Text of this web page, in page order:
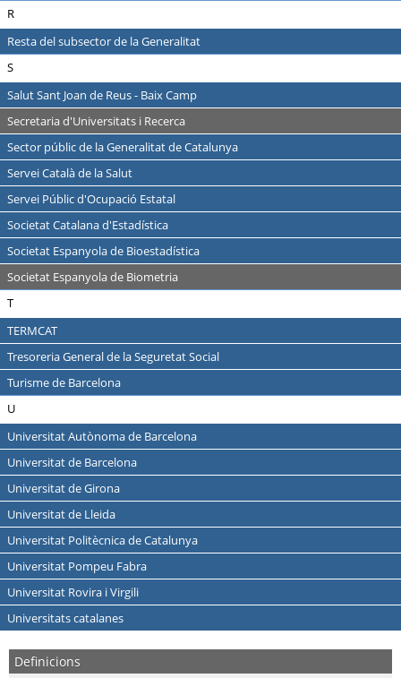
R
Resta del subsector de la Generalitat
S
Salut Sant Joan de Reus - Baix Camp
Secretaria d'Universitats i Recerca
Sector públic de la Generalitat de Catalunya
Servei Català de la Salut
Servei Públic d'Ocupació Estatal
Societat Catalana d'Estadística
Societat Espanyola de Bioestadística
Societat Espanyola de Biometria
T
TERMCAT
Tresoreria General de la Seguretat Social
Turisme de Barcelona
U
Universitat Autònoma de Barcelona
Universitat de Barcelona
Universitat de Girona
Universitat de Lleida
Universitat Politècnica de Catalunya
Universitat Pompeu Fabra
Universitat Rovira i Virgili
Universitats catalanes
Definicions